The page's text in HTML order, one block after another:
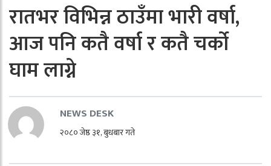
रातभर विभिन्न ठाउँमा भारी वर्षा,
आज पनि कतै वर्षा र कतै चर्को
घाम लाग्ने
NEWS DESK
२०८० जेष्ठ ३१, बुधबार गते